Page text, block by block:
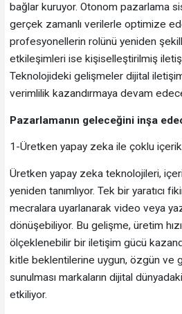
bağlar kuruyor. Otonom pazarlama
gerçek zamanlı verilerle optimize
profesyonellerin rolünü yeniden
etkileşimleri ise kişiselleştirilmiş
Teknolojideki gelişmeler dijital
verimlilik kazandırmaya devam
Pazarlamanın geleceğini inşa
1-Üretken yapay zeka ile çoklu
Üretken yapay zeka teknolojileri,
yeniden tanımlıyor. Tek bir yaratıcı
mecralara uyarlanarak video veya
dönüşebiliyor. Bu gelişme, üretim
ölçeklenebilir bir iletişim gücü
kitle beklentilerine uygun, özgün ve
sunulması markaların dijital
etkiliyor.